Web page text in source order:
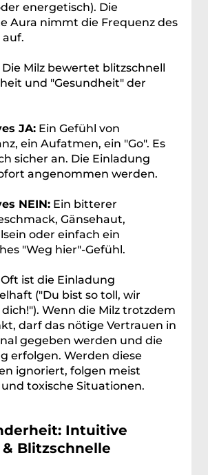
energetisch). Die
Aura nimmt die Frequenz des
Die Milz bewertet blitzschnell
und "Gesundheit" der
JA: Ein Gefühl von
ein Aufatmen, ein "Go". Es
sicher an. Die Einladung
angenommen werden.
NEIN: Ein bitterer
Gänsehaut,
oder einfach ein
"Weg hier"-Gefühl.
Oft ist die Einladung
("Du bist so toll, wir
Wenn die Milz trotzdem
darf das nötige Vertrauen in
gegeben werden und die
erfolgen. Werden diese
ignoriert, folgen meist
toxische Situationen.
Intuitive
Blitzschnelle